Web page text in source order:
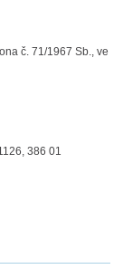
č. 71/1967 Sb., ve
386 01